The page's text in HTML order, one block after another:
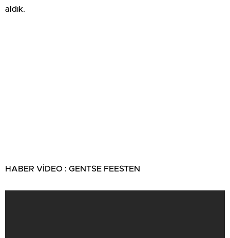
aldık.
HABER VİDEO : GENTSE FEESTEN